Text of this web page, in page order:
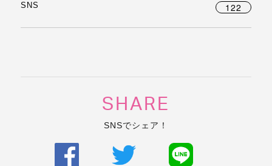
SNS 122
SHARE
SNSでシェア！